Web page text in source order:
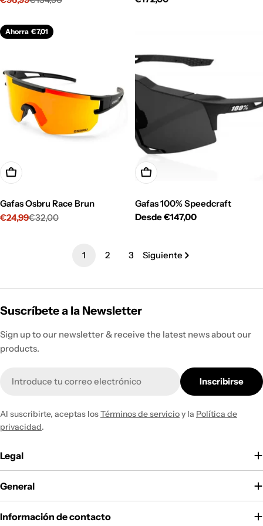
venta
Ahorra €7,01
Opciones
Gafas Osbru Race Brun
Precio
€24,99
Precio€32,00
Opciones
Gafas 100% Speedcraft
Precio
Desde €147,00
1 2 3 Siguiente
Suscríbete a la Newsletter
Sign up to our newsletter & receive the latest news about our
products.
electrónico
Inscribirse
Al suscribirte, aceptas losTérminos de servicioy la Política de
privacidad.
Legal
General
Información de contacto